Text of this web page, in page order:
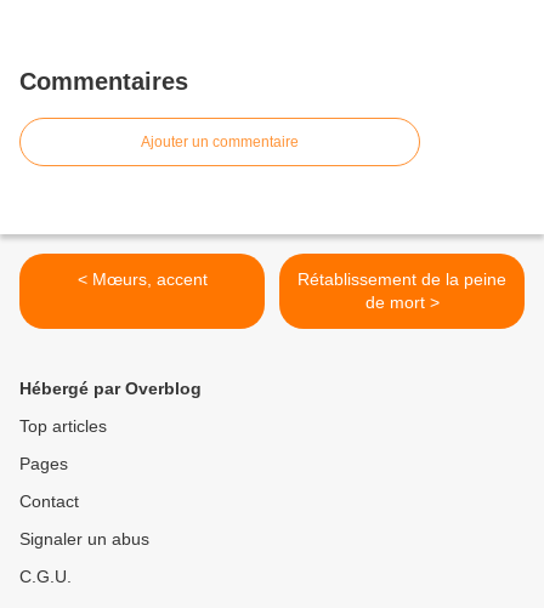
Commentaires
Ajouter un commentaire
< Mœurs, accent
Rétablissement de la peine
de mort >
Hébergé par Overblog
Top articles
Pages
Contact
Signaler un abus
C.G.U.